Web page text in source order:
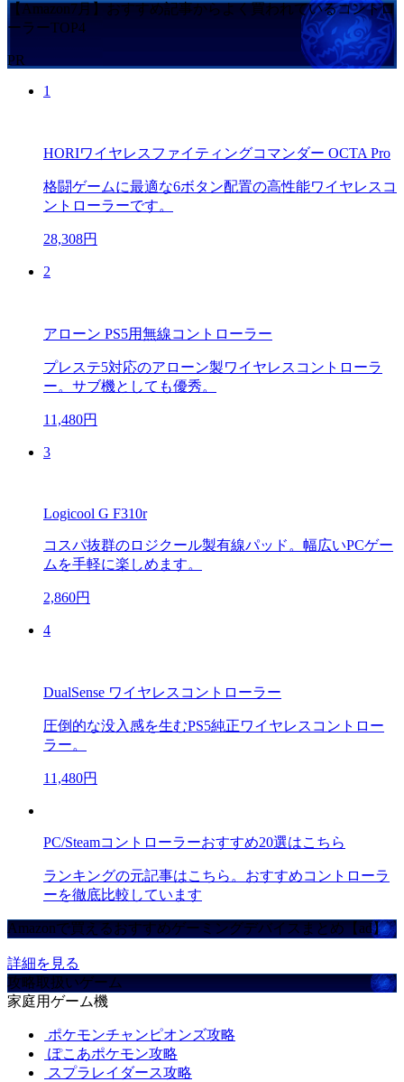
【Amazon7月】おすすめ記事からよく買われているコントロ
ーラーTOP4
PR
1
HORIワイヤレスファイティングコマンダー OCTA Pro
格闘ゲームに最適な6ボタン配置の高性能ワイヤレスコ
ントローラーです。
28,308円
2
アローン PS5用無線コントローラー
プレステ5対応のアローン製ワイヤレスコントローラ
ー。サブ機としても優秀。
11,480円
3
Logicool G F310r
コスパ抜群のロジクール製有線パッド。幅広いPCゲー
ムを手軽に楽しめます。
2,860円
4
DualSense ワイヤレスコントローラー
圧倒的な没入感を生むPS5純正ワイヤレスコントロー
ラー。
11,480円
PC/Steamコントローラーおすすめ20選はこちら
ランキングの元記事はこちら。おすすめコントローラ
ーを徹底比較しています
Amazonで買えるおすすめゲーミングデバイスまとめ【ad】
詳細を見る
攻略取扱いゲーム
家庭用ゲーム機
ポケモンチャンピオンズ攻略
ぽこあポケモン攻略
スプラレイダース攻略